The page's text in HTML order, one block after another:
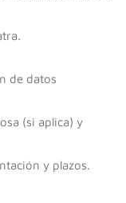
de datos
(si aplica) y
y plazos.